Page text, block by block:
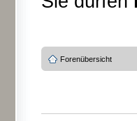
Forenübersicht